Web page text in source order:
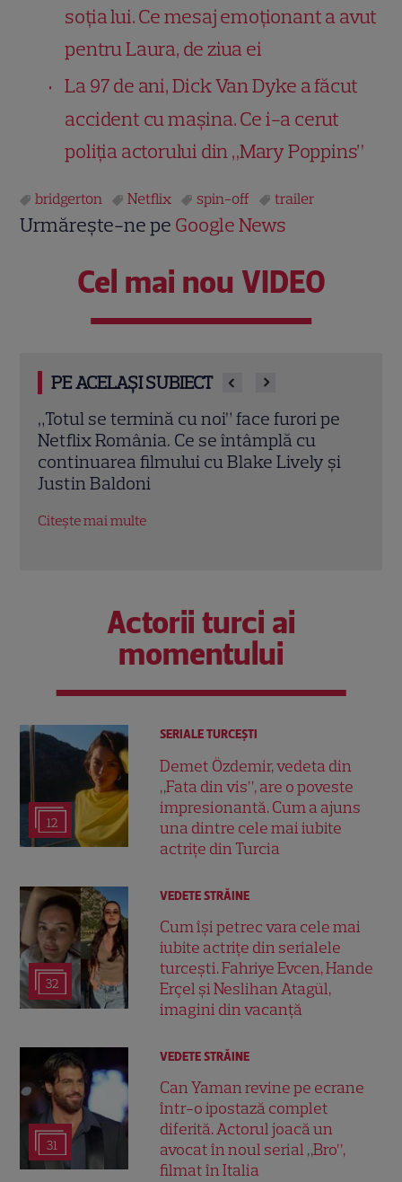
soția lui. Ce mesaj emoționant a avut
pentru Laura, de ziua ei
La 97 de ani, Dick Van Dyke a făcut
accident cu mașina. Ce i-a cerut
poliția actorului din „Mary Poppins”
bridgerton Netflix spin-off trailer
Urmărește-ne pe Google News
Cel mai nou VIDEO
PE ACELAȘI SUBIECT
Ghid de streaming, 20 – 26 iulie: „Star
Trek: Noi lumi stranii” revine cu sezonul
4. Ce filme noi intră pe Netflix și Max
Actorii turci ai
momentului
12
SERIALE TURCEŞTI
Demet Özdemir, vedeta din
„Fata din vis”, are o poveste
impresionantă. Cum a ajuns
una dintre cele mai iubite
actrițe din Turcia
32
VEDETE STRĂINE
Cum își petrec vara cele mai
iubite actrițe din serialele
turcești. Fahriye Evcen, Hande
Erçel și Neslihan Atagül,
imagini din vacanță
31
VEDETE STRĂINE
Can Yaman revine pe ecrane
într-o ipostază complet
diferită. Actorul joacă un
avocat în noul serial „Bro”,
filmat în Italia